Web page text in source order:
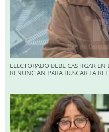
ELECTORADO DEBE CASTIGAR
RENUNCIAN PARA BUSCAR LA